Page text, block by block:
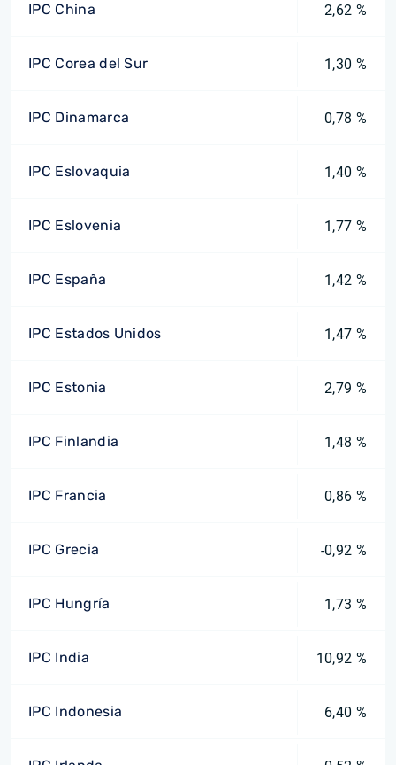
IPC China 2,62 %
IPC Corea del Sur 1,30 %
IPC Dinamarca 0,78 %
IPC Eslovaquia 1,40 %
IPC Eslovenia 1,77 %
IPC España 1,42 %
IPC Estados Unidos 1,47 %
IPC Estonia 2,79 %
IPC Finlandia 1,48 %
IPC Francia 0,86 %
IPC Grecia -0,92 %
IPC Hungría 1,73 %
IPC India 10,92 %
IPC Indonesia 6,40 %